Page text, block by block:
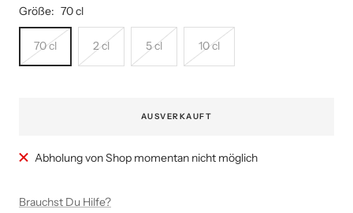
Größe: 70 cl
70 cl 2 cl 5 cl 10 cl
AUSVERKAUFT
Abholung von Shop momentan nicht möglich
Brauchst Du Hilfe?